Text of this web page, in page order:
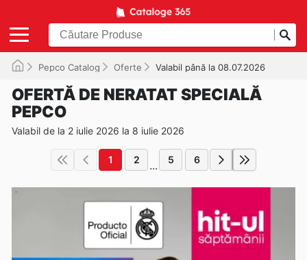
Pepco Catalog Oferte Valabil până la 08.07.2026
OFERTĂ DE NERATAT SPECIALĂ
PEPCO
Valabil de la 2 iulie 2026 la 8 iulie 2026
1 2 ... 5 6